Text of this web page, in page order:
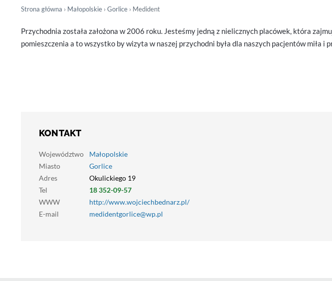
Strona główna › Małopolskie › Gorlice › Medident
Przychodnia została założona w 2006 roku. Jesteśmy jedną z nielicznych placówek, która
pomieszczenia a to wszystko by wizyta w naszej przychodni była dla naszych pacjentów miła
KONTAKT
Województwo
Małopolskie
Miasto
Gorlice
Adres
Okulickiego 19
Tel
18 352-09-57
WWW
http://www.wojciechbednarz.pl/
E-mail
medidentgorlice@wp.pl